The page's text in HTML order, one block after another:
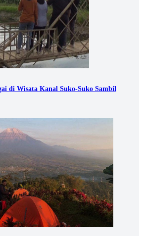
di Wisata Kanal Suko-Suko Sambil